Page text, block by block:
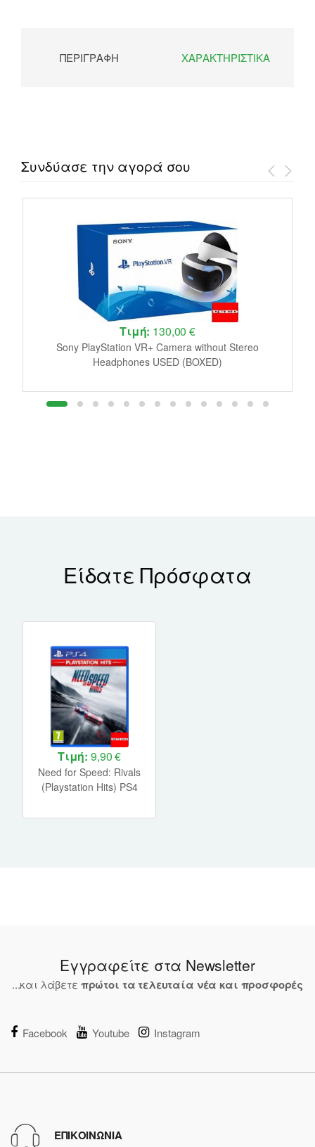
ΠΕΡΙΓΡΑΦΉ ΧΑΡΑΚΤΗΡΙΣΤΙΚΆ
Συνδύασε την αγορά σου
Τιμή: 130,00 €
Sony PlayStation VR+ Camera without Stereo
Headphones USED (BOXED)
Είδατε Πρόσφατα
Τιμή: 9,90 €
Need for Speed: Rivals
(Playstation Hits) PS4
Εγγραφείτε στα Newsletter
...και λάβετε πρώτοι τα τελευταία νέα και προσφορές
Facebook Youtube Instagram
ΕΠΙΚΟΙΝΩΝΙΑ